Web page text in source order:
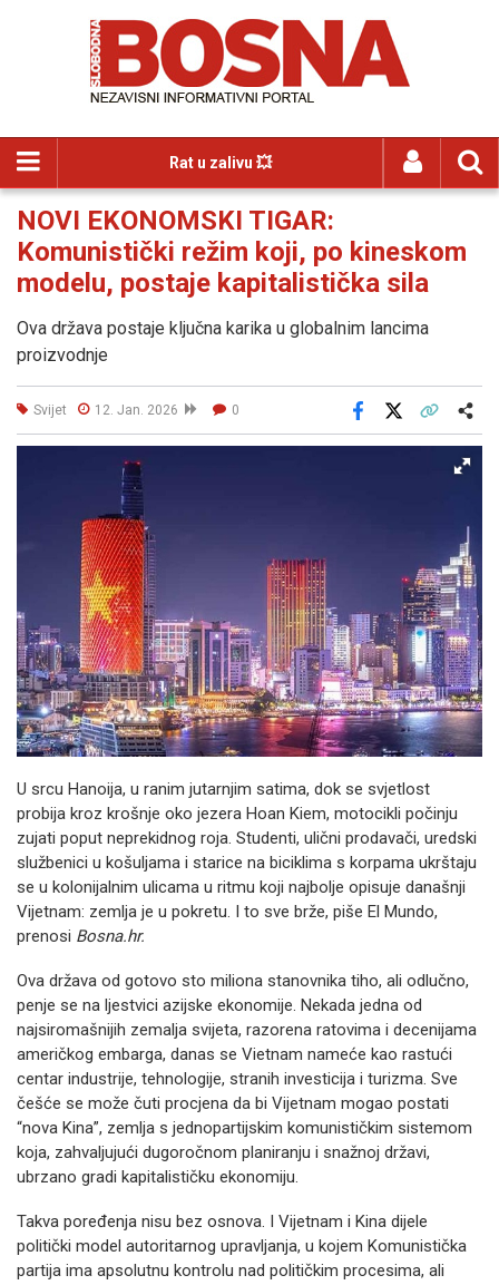
Rat u zalivu 💥
NOVI EKONOMSKI TIGAR:
Komunistički režim koji, po kineskom
modelu, postaje kapitalistička sila
Ova država postaje ključna karika u globalnim lancima
proizvodnje
Svijet 12. Jan. 2026 0
Facebook
U srcu Hanoija, u ranim jutarnjim satima, dok se svjetlost
probija kroz krošnje oko jezera Hoan Kiem, motocikli počinju
zujati poput neprekidnog roja. Studenti, ulični prodavači, uredski
službenici u košuljama i starice na biciklima s korpama ukrštaju
se u kolonijalnim ulicama u ritmu koji najbolje opisuje današnji
Vijetnam: zemlja je u pokretu. I to sve brže, piše El Mundo,
prenosi Bosna.hr.
Ova država od gotovo sto miliona stanovnika tiho, ali odlučno,
penje se na ljestvici azijske ekonomije. Nekada jedna od
najsiromašnijih zemalja svijeta, razorena ratovima i decenijama
američkog embarga, danas se Vietnam nameće kao rastući
centar industrije, tehnologije, stranih investicija i turizma. Sve
češće se može čuti procjena da bi Vijetnam mogao postati
“nova Kina”, zemlja s jednopartijskim komunističkim sistemom
koja, zahvaljujući dugoročnom planiranju i snažnoj državi,
ubrzano gradi kapitalističku ekonomiju.
Takva poređenja nisu bez osnova. I Vijetnam i Kina dijele
politički model autoritarnog upravljanja, u kojem Komunistička
partija ima apsolutnu kontrolu nad političkim procesima, ali